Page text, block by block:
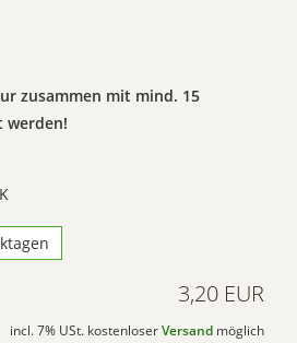
zusammen mit mind. 15
werden!
3,20 EUR
incl. 7% USt. kostenloser Versand möglich